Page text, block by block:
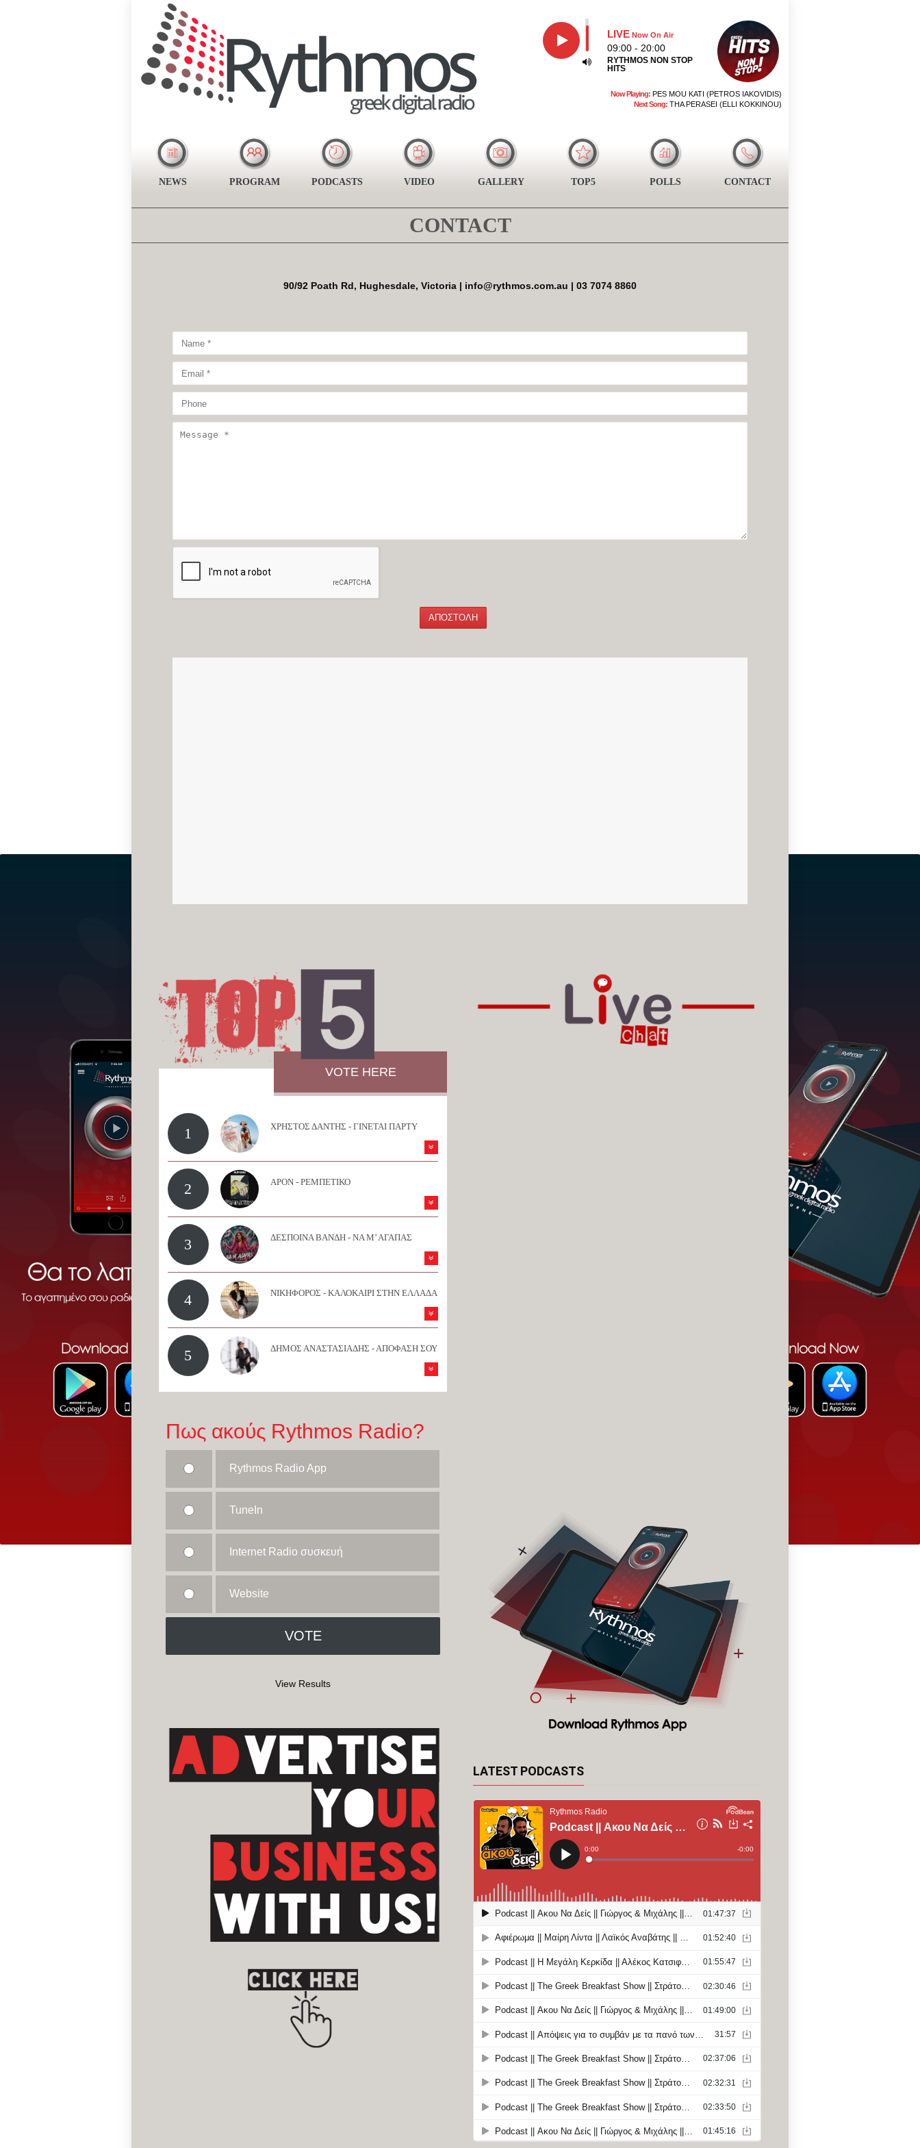
LIVE Now On Air
09:00 - 20:00
RYTHMOS NON STOP
HITS
Now Playing: PES MOU KATI (PETROS IAKOVIDIS)
Next Song: THA PERASEI (ELLI KOKKINOU)
NEWS PROGRAM PODCASTS VIDEO GALLERY TOP5 POLLS CONTACT
CONTACT
90/92 Poath Rd, Hughesdale, Victoria | info@rythmos.com.au | 03 7074 8860
VOTE HERE
1 ΧΡΗΣΤΟΣ ΔΑΝΤΗΣ - ΓΙΝΕΤΑΙ ΠΑΡΤΥ
2 APON - ΡΕΜΠΕΤΙΚΟ
3 ΔΕΣΠΟΙΝΑ ΒΑΝΔΗ - ΝΑ Μ’ ΑΓΑΠΑΣ
4 ΝΙΚΗΦΟΡΟΣ - ΚΑΛΟΚΑΙΡΙ ΣΤΗΝ ΕΛΛΑΔΑ
5 ΔΗΜΟΣ ΑΝΑΣΤΑΣΙΑΔΗΣ - ΑΠΟΦΑΣΗ ΣΟΥ
Πως ακούς Rythmos Radio?
Rythmos Radio App
TuneIn
Internet Radio συσκευή
Website
View Results
LATEST PODCASTS